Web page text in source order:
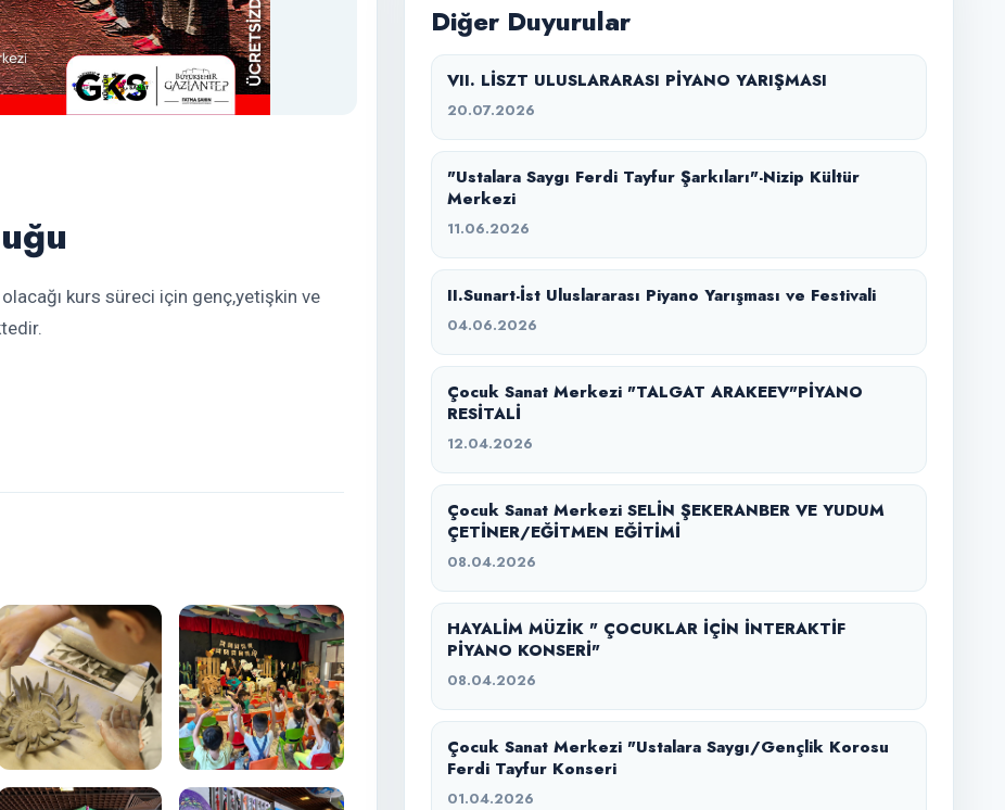
kurs süreci için genç,yetişkin ve
Diğer Duyurular
VII. LİSZT ULUSLARARASI PİYANO YARIŞMASI
20.07.2026
"Ustalara Saygı Ferdi Tayfur Şarkıları"-Nizip Kültür
Merkezi
11.06.2026
II.Sunart-İst Uluslararası Piyano Yarışması ve Festivali
04.06.2026
Çocuk Sanat Merkezi "TALGAT ARAKEEV"PİYANO
RESİTALİ
12.04.2026
Çocuk Sanat Merkezi SELİN ŞEKERANBER VE YUDUM
ÇETİNER/EĞİTMEN EĞİTİMİ
08.04.2026
HAYALİM MÜZİK " ÇOCUKLAR İÇİN İNTERAKTİF
PİYANO KONSERİ"
08.04.2026
Çocuk Sanat Merkezi "Ustalara Saygı/Gençlik Korosu
Ferdi Tayfur Konseri
01.04.2026